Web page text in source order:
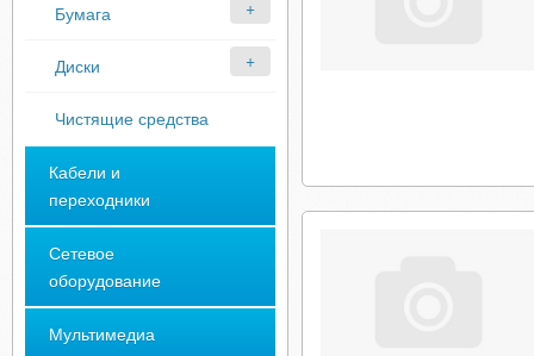
Бумага
Диски
Чистящие средства
Кабели и
переходники
Сетевое
оборудование
Мультимедиа